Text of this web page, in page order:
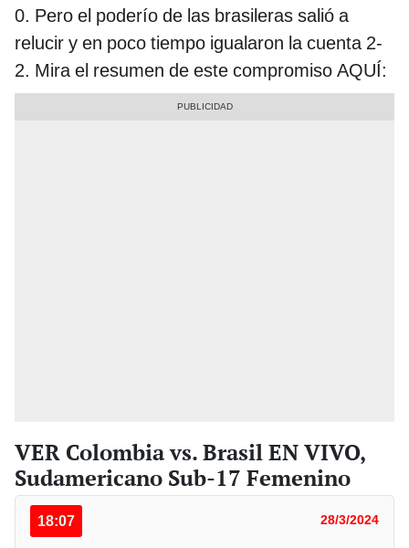
0. Pero el poderío de las brasileras salió a
relucir y en poco tiempo igualaron la cuenta 2-
2. Mira el resumen de este compromiso AQUÍ:
VER Colombia vs. Brasil EN VIVO,
Sudamericano Sub-17 Femenino
18:07 28/3/2024